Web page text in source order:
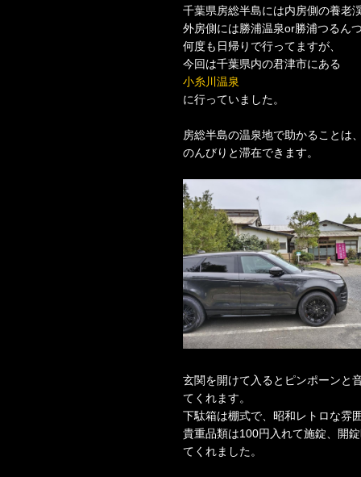
千葉県房総半島には内房側の養老
外房側には勝浦温泉or勝浦つるん
何度も日帰りで行ってますが、
今回は千葉県内の君津市にある
小糸川温泉
に行っていました。
房総半島の温泉地で助かることは
のんびりと滞在できます。
玄関を開けて入るとピンポーンと
てくれます。
下駄箱は棚式で、昭和レトロな雰
貴重品類は100円入れて施錠、開
てくれました。